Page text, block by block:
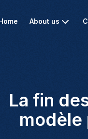
About us
La fin
modèle